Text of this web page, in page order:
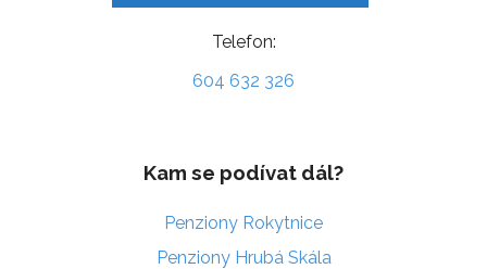
Telefon:
604 632 326
Kam se podívat dál?
Penziony Rokytnice
Penziony Hrubá Skála